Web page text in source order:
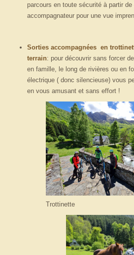
parcours en toute sécurité à partir
accompagnateur pour une vue
Sorties accompagnées en
terrain: pour découvrir sans forcer
en famille, le long de rivières ou en
électrique ( donc silencieuse) vous
en vous amusant et sans effort !
Trottinette